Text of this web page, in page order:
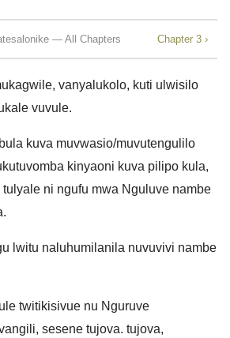
— All Chapters Chapter 3 ›
vanyalukolo, kuti ulwisilo
vuvule.
kuva muvwasio/muvutengulilo
kinyaoni kuva pilipo kula,
ni ngufu mwa Nguluve nambe
lwitu naluhumilanila nuvuvivi nambe
twitikisivue nu Nguruve
sesene tujova. tujova,